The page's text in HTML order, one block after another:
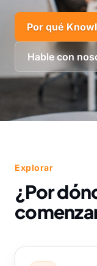
Por qué
Hable con
Explorar
¿Por